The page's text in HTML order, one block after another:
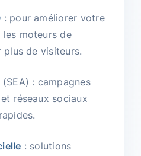
: pour améliorer votre
moteurs de
de visiteurs.
(SEA) : campagnes
réseaux sociaux
: solutions